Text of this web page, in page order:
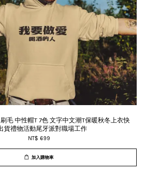
毛 中性帽T 7色 文字中文潮T保暖秋冬上衣快
貨禮物活動尾牙派對職場工作
NT$ 699
加入購物車